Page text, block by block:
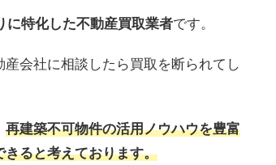
特化した不動産買取業者です。
会社に相談したら買取を断られてし
再建築不可物件の活用ノウハウを豊富
ると考えております。